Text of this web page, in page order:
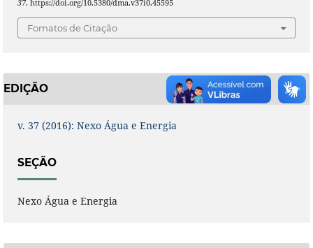
37. https://doi.org/10.5380/dma.v37i0.45595
Fomatos de Citação
EDIÇÃO
v. 37 (2016): Nexo Água e Energia
SEÇÃO
Nexo Água e Energia